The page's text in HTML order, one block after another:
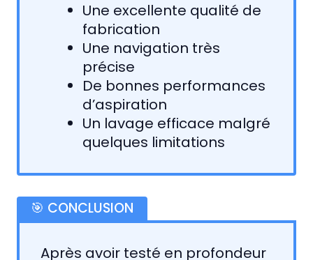
Une excellente qualité de
fabrication
Une navigation très
précise
De bonnes performances
d’aspiration
Un lavage efficace malgré
quelques limitations
🎯 CONCLUSION
Après avoir testé en profondeur